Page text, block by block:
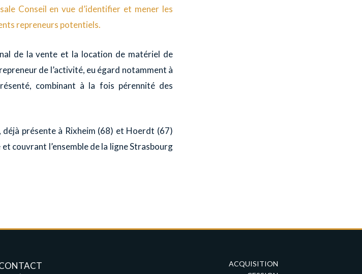
Conseil en vue d’identifier et mener les
repreneurs potentiels.
de la vente et la location de matériel de
de l’activité, eu égard notamment à
combinant à la fois pérennité des
présente à Rixheim (68) et Hoerdt (67)
couvrant l’ensemble de la ligne Strasbourg
ACQUISITION